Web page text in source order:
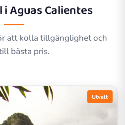
iAguas Calientes
att kolla tillgänglighet och
bästa pris.
Utvalt